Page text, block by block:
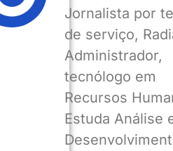
Jornalista por
de serviço,
Administrador,
tecnólogo em
Recursos
Estuda Análise